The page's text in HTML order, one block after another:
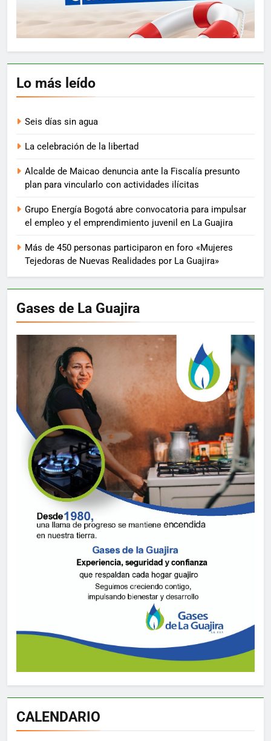
Lo más leído
Seis días sin agua
La celebración de la libertad
Alcalde de Maicao denuncia ante la Fiscalía presunto
plan para vincularlo con actividades ilícitas
Grupo Energía Bogotá abre convocatoria para impulsar
el empleo y el emprendimiento juvenil en La Guajira
Más de 450 personas participaron en foro «Mujeres
Tejedoras de Nuevas Realidades por La Guajira»
Gases de La Guajira
CALENDARIO